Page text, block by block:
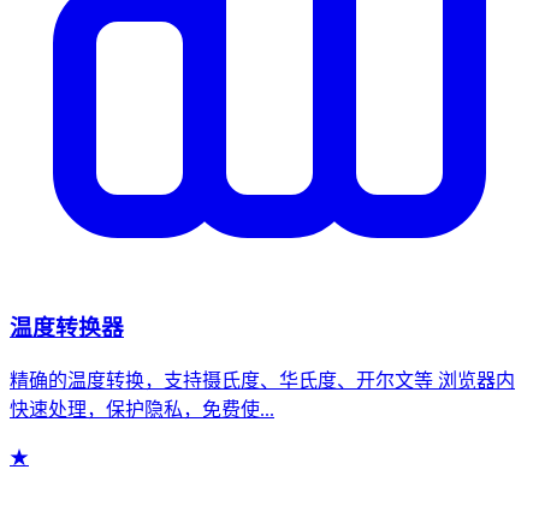
温度转换器
精确的温度转换，支持摄氏度、华氏度、开尔文等 浏览器内
快速处理，保护隐私，免费使...
★